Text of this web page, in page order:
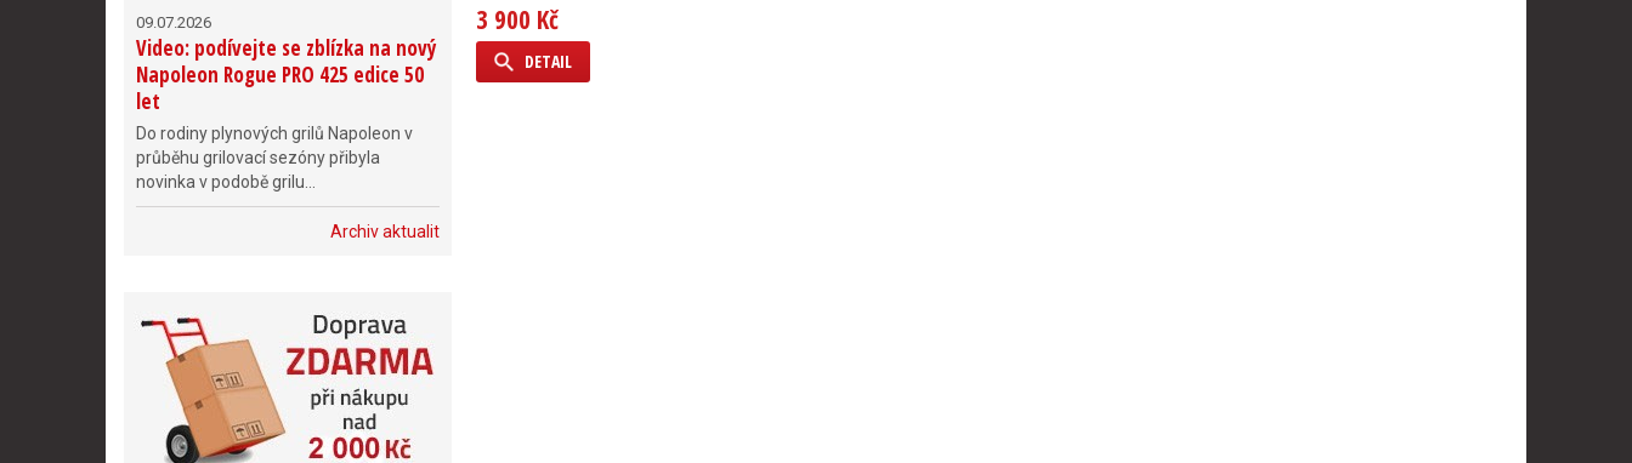
3 900 Kč
DETAIL
09.07.2026
Video: podívejte se zblízka na nový
Napoleon Rogue PRO 425 edice 50
let
Do rodiny plynových grilů Napoleon v
průběhu grilovací sezóny přibyla
novinka v podobě grilu...
Archiv aktualit